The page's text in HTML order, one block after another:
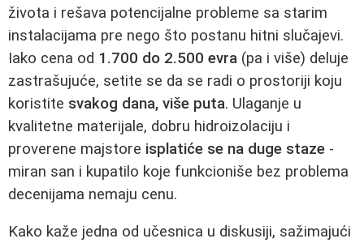
života i rešava potencijalne probleme sa starim
instalacijama pre nego što postanu hitni slučajevi.
Iako cena od 1.700 do 2.500 evra (pa i više) deluje
zastrašujuće, setite se da se radi o prostoriji koju
koristite svakog dana, više puta. Ulaganje u
kvalitetne materijale, dobru hidroizolaciju i
proverene majstore isplatiće se na duge staze -
miran san i kupatilo koje funkcioniše bez problema
decenijama nemaju cenu.
Kako kaže jedna od učesnica u diskusiji, sažimajući